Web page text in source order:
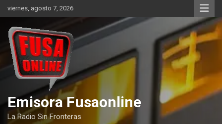
Skip
to
content
viernes, agosto 7, 2026
Emisora Fusaonline
La Radio Sin Fronteras